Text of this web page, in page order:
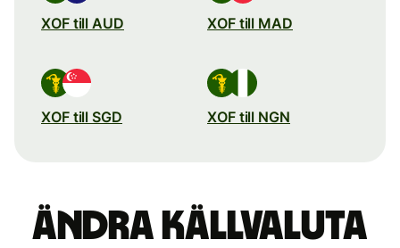
XOF till AUD XOF till MAD
XOF till SGD XOF till NGN
Ändra källvaluta